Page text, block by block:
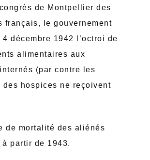
de Montpellier des
français, le gouvernement
décembre 1942 l’octroi de
alimentaires aux
(par contre les
hospices ne reçoivent
de mortalité des aliénés
à partir de 1943.